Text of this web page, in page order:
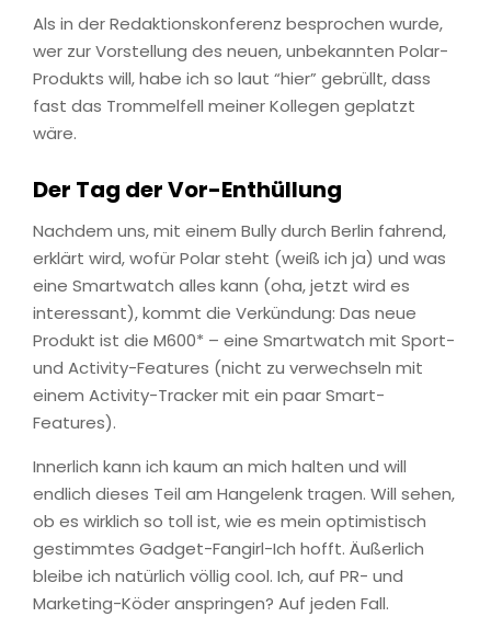
Als in der Redaktionskonferenz besprochen wurde,
wer zur Vorstellung des neuen, unbekannten Polar-
Produkts will, habe ich so laut “hier” gebrüllt, dass
fast das Trommelfell meiner Kollegen geplatzt
wäre.
Der Tag der Vor-Enthüllung
Nachdem uns, mit einem Bully durch Berlin fahrend,
erklärt wird, wofür Polar steht (weiß ich ja) und was
eine Smartwatch alles kann (oha, jetzt wird es
interessant), kommt die Verkündung: Das neue
Produkt ist die M600* – eine Smartwatch mit Sport-
und Activity-Features (nicht zu verwechseln mit
einem Activity-Tracker mit ein paar Smart-
Features).
Innerlich kann ich kaum an mich halten und will
endlich dieses Teil am Hangelenk tragen. Will sehen,
ob es wirklich so toll ist, wie es mein optimistisch
gestimmtes Gadget-Fangirl-Ich hofft. Äußerlich
bleibe ich natürlich völlig cool. Ich, auf PR- und
Marketing-Köder anspringen? Auf jeden Fall.